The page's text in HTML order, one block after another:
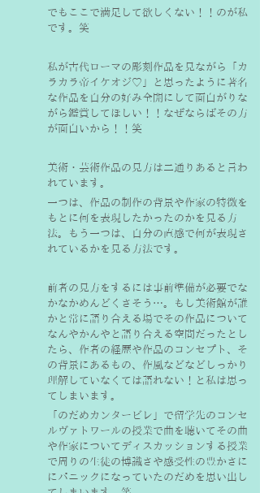
でもここで満足して欲しくない！！のが私
です。笑
私が古代ローマの彫刻作品を見ながら「カ
ラカラ帝イケオジ♡」と思ったように著名
な作品を自分の好み全開にして面白がりな
がら鑑賞してほしい！！なぜならばその方
が面白いから！！笑
美術・芸術作品の見方は二通りあると言わ
れています。
一つは、作品の制作の背景や作家の特徴を
もとに何を表現したかったのかを見る方
法。もう一つは、自分の直感で何が表現さ
れているかを見る方法です。
前者の見方をするには事前準備が必要でな
かなかめんどくさそう…。もし美術館が誰
かと常に語り合える場でその作品について
なんやかんやと語り合える空間だったとし
たら、作者の経歴や作品のコンセプト、そ
の背景にあるもの、作風などなどしっかり
理解していなくては語れない！と私は思っ
てしまいます。
「のだめカンタービレ」で留学先のコンセ
ルヴァトワールの授業で曲を聴いてその曲
や作家についてディスカッションする授業
で周りの生徒の博識さや感受性の豊かさに
にパニックになっていたのだめを思い出し